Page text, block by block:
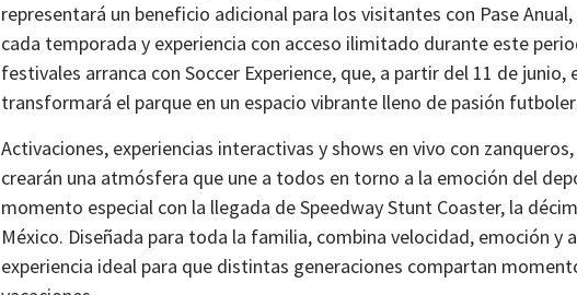
representará un beneficio adicional para los visitantes con Pase
cada temporada y experiencia con acceso ilimitado durante este
festivales arranca con Soccer Experience, que, a partir del 11 de junio,
transformará el parque en un espacio vibrante lleno de pasión
Activaciones, experiencias interactivas y shows en vivo con
crearán una atmósfera que une a todos en torno a la emoción del
momento especial con la llegada de Speedway Stunt Coaster, la
México. Diseñada para toda la familia, combina velocidad, emoción y
experiencia ideal para que distintas generaciones compartan